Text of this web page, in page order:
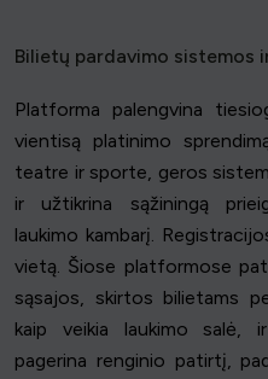
Bilietų pardavimo sistemos
Platforma palengvina
vientisą platinimo
teatre ir sporte, geros
ir užtikrina sąžiningą
laukimo kambarį.
vietą. Šiose platformose
sąsajos, skirtos bilietams
kaip veikia laukimo salė,
pagerina renginio patirtį,